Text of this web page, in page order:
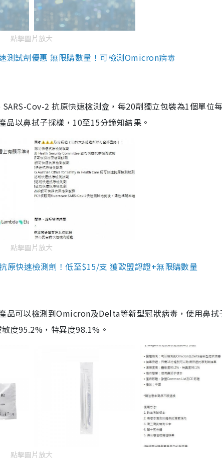
點擊圖片放大
測試劑優惠 無限購數量！可檢測Omicron病毒
Cov-2 抗原快速檢測盒，每20劑獨立包裝為1個單位
以鼻拭子採樣，10至15分鐘知結果。
點擊圖片放大
原快速檢測劑！低至$15/支 獲歐盟認證+無限購數量
品可以檢測到Omicron及Delta等新型冠狀病毒，使用鼻拭
度95.2%，特異度98.1%。
點擊圖片放大